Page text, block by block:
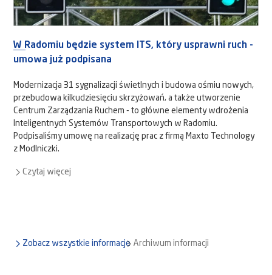
W Radomiu będzie system ITS, który usprawni ruch -
umowa już podpisana
Modernizacja 31 sygnalizacji świetlnych i budowa ośmiu nowych,
przebudowa kilkudziesięciu skrzyżowań, a także utworzenie
Centrum Zarządzania Ruchem - to główne elementy wdrożenia
Inteligentnych Systemów Transportowych w Radomiu.
Podpisaliśmy umowę na realizację prac z firmą Maxto Technology
z Modlniczki.
Czytaj więcej
Zobacz wszystkie informacje Archiwum informacji